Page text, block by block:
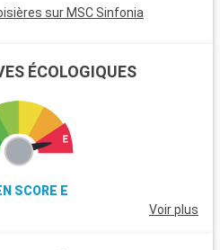
sur MSC Sinfonia
ÉCOLOGIQUES
SCORE E
Voir plus